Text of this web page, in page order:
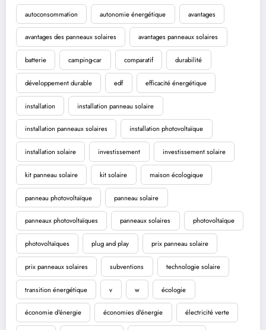
autoconsommation autonomie énergétique avantages
avantages des panneaux solaires avantages panneaux solaires
batterie camping-car comparatif durabilité
développement durable edf efficacité énergétique
installation installation panneau solaire
installation panneaux solaires installation photovoltaïque
installation solaire investissement investissement solaire
kit panneau solaire kit solaire maison écologique
panneau photovoltaïque panneau solaire
panneaux photovoltaïques panneaux solaires photovoltaïque
photovoltaïques plug and play prix panneau solaire
prix panneaux solaires subventions technologie solaire
transition énergétique v w écologie
économie d'énergie économies d'énergie électricité verte